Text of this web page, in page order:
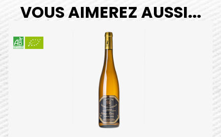
VOUS AIMEREZ AUSSI...